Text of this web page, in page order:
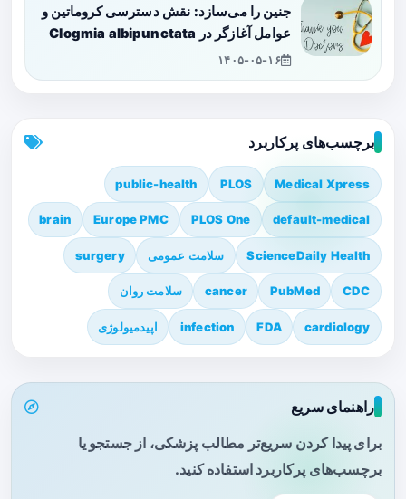
جنین را می‌سازد: نقش دسترسی کروماتین و
عوامل آغازگر در Clogmia albipunctata
۱۴۰۵-۰۵-۱۶
برچسب‌های پرکاربرد
Medical Xpress
PLOS
public-health
default-medical
PLOS One
Europe PMC
brain
ScienceDaily Health سلامت عمومی surgery
CDC
PubMed
cancer سلامت روان
cardiology
FDA
infection اپیدمیولوژی
راهنمای سریع
برای پیدا کردن سریع‌تر مطالب پزشکی، از جستجو یا
برچسب‌های پرکاربرد استفاده کنید.